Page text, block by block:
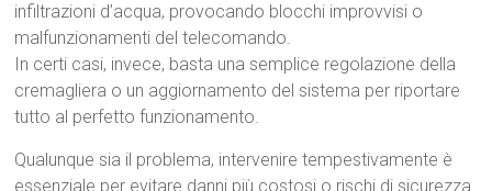
infiltrazioni d’acqua, provocando blocchi improvvisi o
malfunzionamenti del telecomando.
In certi casi, invece, basta una semplice regolazione della
cremagliera o un aggiornamento del sistema per riportare
tutto al perfetto funzionamento.
Qualunque sia il problema, intervenire tempestivamente è
essenziale per evitare danni più costosi o rischi di sicurezza.